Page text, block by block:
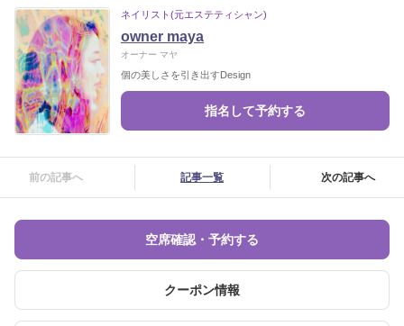
ネイリスト(元エステティシャン)
owner maya
オーナー マヤ
個の美しさを引き出すDesign
指名して予約する
前の記事へ 記事一覧 次の記事へ
空席確認・予約する
クーポン情報